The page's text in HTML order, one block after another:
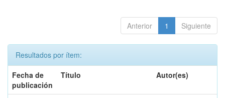
Anterior 1 Siguiente
Resultados por ítem:
Fecha de
publicación
Título Autor(es)